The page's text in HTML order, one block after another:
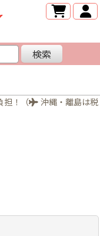
検索
担！（
沖縄・離島は税